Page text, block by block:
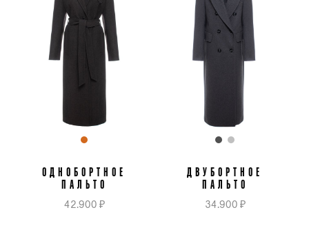
ОДНОБОРТНОЕ
ПАЛЬТО
42.900 ₽
ДВУБОРТНОЕ
ПАЛЬТО
34.900 ₽